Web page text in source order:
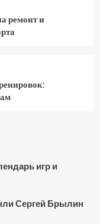
ремонт и
игр и
Сергей Брылин